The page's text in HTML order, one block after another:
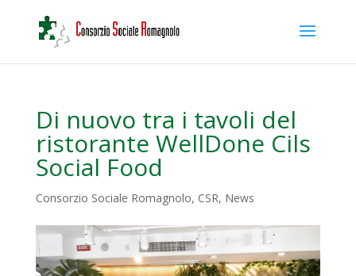
Di nuovo tra i tavoli del
ristorante WellDone Cils
Social Food
Consorzio Sociale Romagnolo, CSR, News